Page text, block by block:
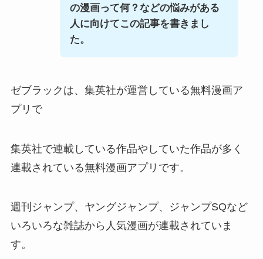
の漫画って何？などの悩みがある
人に向けてこの記事を書きまし
た。
ゼブラックは、集英社が運営している無料漫画ア
プリで
集英社で連載している作品やしていた作品が多く
連載されている無料漫画アプリです。
週刊ジャンプ、ヤングジャンプ、ジャンプSQなど
いろいろな雑誌から人気漫画が連載されていま
す。